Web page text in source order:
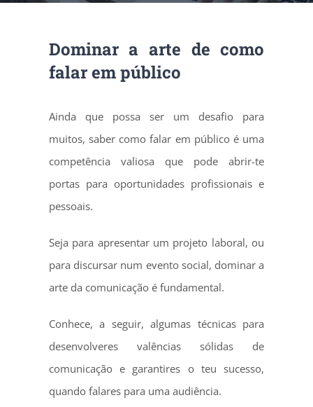
Dominar a arte de como
falar em público
Ainda que possa ser um desafio para
muitos, saber como falar em público é uma
competência valiosa que pode abrir-te
portas para oportunidades profissionais e
pessoais.
Seja para apresentar um projeto laboral, ou
para discursar num evento social, dominar a
arte da comunicação é fundamental.
Conhece, a seguir, algumas técnicas para
desenvolveres valências sólidas de
comunicação e garantires o teu sucesso,
quando falares para uma audiência.